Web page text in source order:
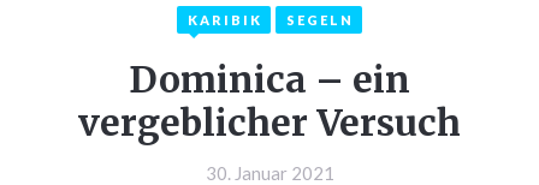
KARIBIK SEGELN
Dominica – ein
vergeblicher Versuch
30. Januar 2021